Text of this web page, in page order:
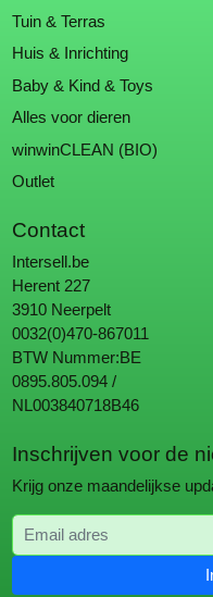
Tuin & Terras
Huis & Inrichting
Baby & Kind & Toys
Alles voor dieren
winwinCLEAN (BIO)
Outlet
Contact
Intersell.be
Herent 227
3910 Neerpelt
0032(0)470-867011
BTW Nummer:BE
0895.805.094 /
NL003840718B46
Inschrijven voor de
Krijg onze maandelijkse
Email adres